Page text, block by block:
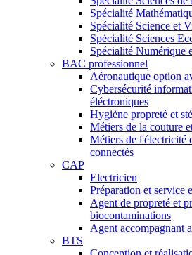
Spécialité
Spécialité Science et
Spécialité Sciences
Spécialité Numérique
BAC professionnel
Aéronautique option
Cybersécurité
éléctroniques
Hygiène propreté et
Métiers de la couture
Métiers de l'électricité
connectés
CAP
Electricien
Préparation et service
Agent de propreté et
biocontaminations
Agent accompagnant
BTS